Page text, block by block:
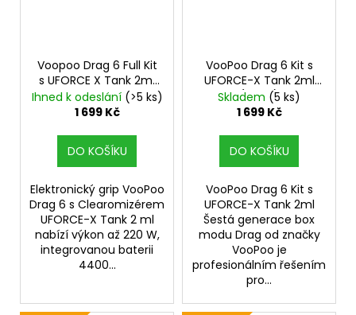
Voopoo Drag 6 Full Kit
s UFORCE X Tank 2ml
Black4400mAh
Ihned k odeslání (>5 ks)
1 699 Kč
DO KOŠÍKU
Elektronický grip VooPoo
Drag 6 s Clearomizérem
UFORCE-X Tank 2 ml
nabízí výkon až 220 W,
integrovanou baterii
4400...
VooPoo Drag 6 Kit s
UFORCE-X Tank 2ml
(Silver)
Skladem (5 ks)
1 699 Kč
DO KOŠÍKU
VooPoo Drag 6 Kit s
UFORCE-X Tank 2ml
Šestá generace box
modu Drag od značky
VooPoo je
profesionálním řešením
pro...